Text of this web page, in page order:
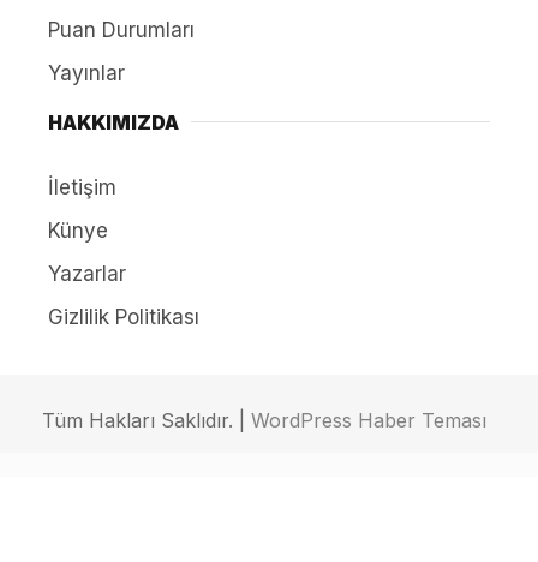
Puan Durumları
Yayınlar
HAKKIMIZDA
İletişim
Künye
Yazarlar
Gizlilik Politikası
Tüm Hakları Saklıdır. | WordPress Haber Teması